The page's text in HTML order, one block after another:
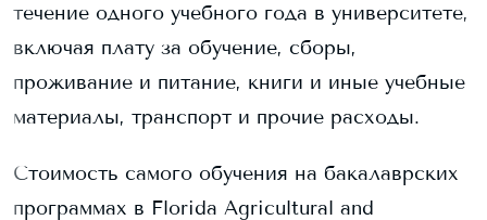
течение одного учебного года в университете,
включая плату за обучение, сборы,
проживание и питание, книги и иные учебные
материалы, транспорт и прочие расходы.
Стоимость самого обучения на бакалаврских
программах в Florida Agricultural and